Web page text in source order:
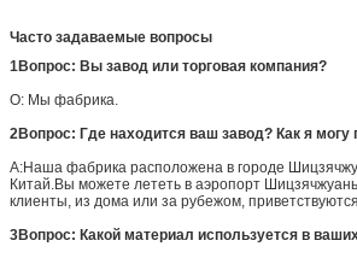
Часто задаваемые вопросы
1Вопрос: Вы завод или торговая компания?
О: Мы фабрика.
2Вопрос: Где находится ваш завод? Как я могу
A:Наша фабрика расположена в городе
Китай.Вы можете лететь в аэропорт
клиенты, из дома или за рубежом,
3Вопрос: Какой материал используется в